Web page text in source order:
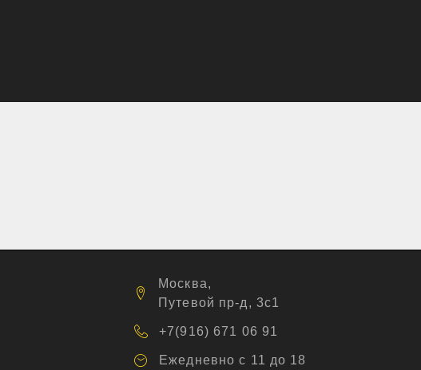
Москва,
Путевой пр-д, 3с1
+7(916) 671 06 91
Ежедневно с 11 до 18